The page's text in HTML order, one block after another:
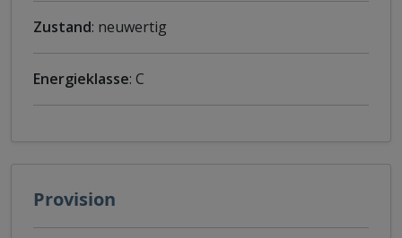
Zustand: neuwertig
Energieklasse: C
Provision